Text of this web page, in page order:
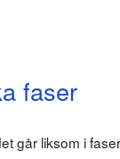
faser
går liksom i